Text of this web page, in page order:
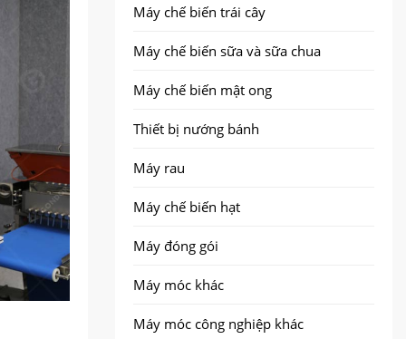
ủ
tốt
sản
Máy chế biến trái cây
Máy chế biến sữa và sữa chua
Máy chế biến mật ong
Thiết bị nướng bánh
Máy rau
Máy chế biến hạt
Máy đóng gói
Máy móc khác
Máy móc công nghiệp khác